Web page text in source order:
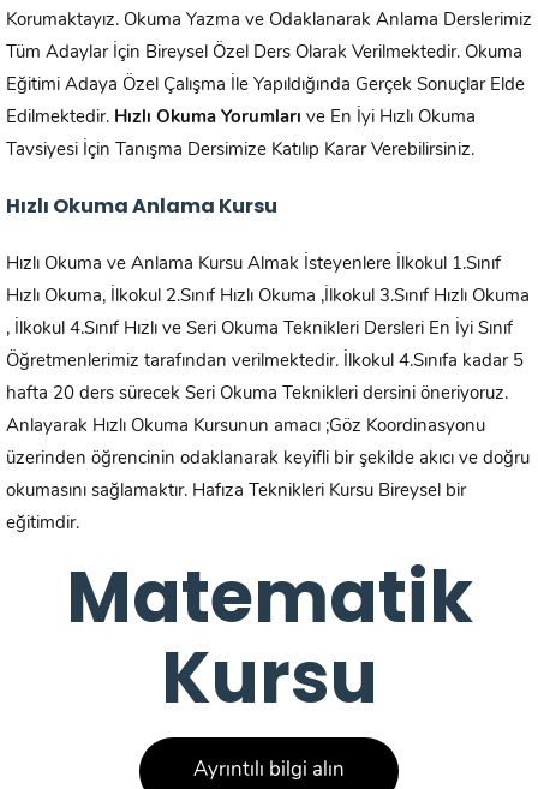
Korumaktayız. Okuma Yazma ve Odaklanarak Anlama Derslerimiz
Tüm Adaylar İçin Bireysel Özel Ders Olarak Verilmektedir. Okuma
Eğitimi Adaya Özel Çalışma İle Yapıldığında Gerçek Sonuçlar Elde
Edilmektedir. Hızlı Okuma Yorumları ve En İyi Hızlı Okuma
Tavsiyesi İçin Tanışma Dersimize Katılıp Karar Verebilirsiniz.
Hızlı Okuma Anlama Kursu
Hızlı Okuma ve Anlama Kursu Almak İsteyenlere İlkokul 1.Sınıf
Hızlı Okuma, İlkokul 2.Sınıf Hızlı Okuma ,İlkokul 3.Sınıf Hızlı Okuma
, İlkokul 4.Sınıf Hızlı ve Seri Okuma Teknikleri Dersleri En İyi Sınıf
Öğretmenlerimiz tarafından verilmektedir. İlkokul 4.Sınıfa kadar 5
hafta 20 ders sürecek Seri Okuma Teknikleri dersini öneriyoruz.
Anlayarak Hızlı Okuma Kursunun amacı ;Göz Koordinasyonu
üzerinden öğrencinin odaklanarak keyifli bir şekilde akıcı ve doğru
okumasını sağlamaktır. Hafıza Teknikleri Kursu Bireysel bir
eğitimdir.
Matematik
Kursu
Ayrıntılı bilgi alın